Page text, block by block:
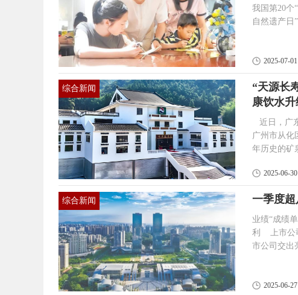
我国第20个
自然遗产日
统文化，集
2025-07-01
综合新闻
“天源长
康饮水升
近日，广
广州市从化
年历史的矿
障，助力乡村振兴
直保持着着良好的生态环境
化水厂位于
2025-06-30
综合新闻 一季度
业绩“成绩
利 上市公司的业绩是江门市经济的“晴雨表”。今年一季度，江门A股上
市公司交出
占比超八成
2025-06-27